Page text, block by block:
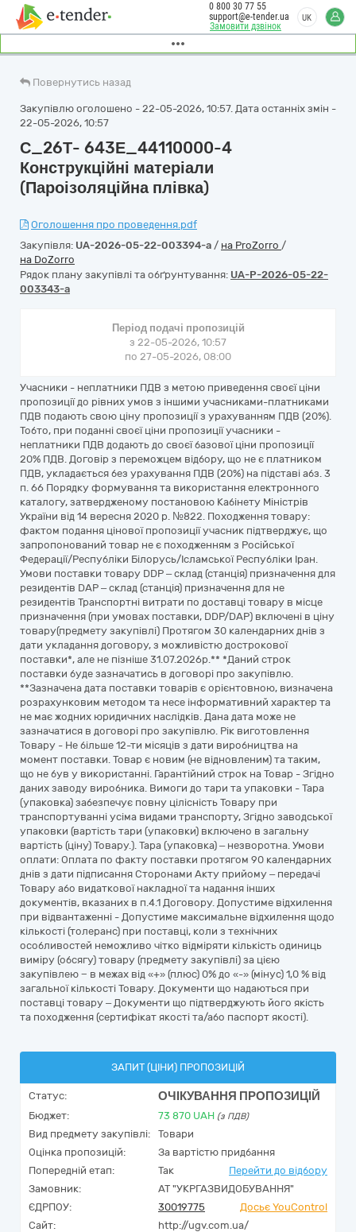
Замовити дзвінок
0 800 30 77 55
support@e-tender.ua
UK
Повернутись назад
Закупівлю оголошено - 22-05-2026, 10:57. Дата останніх змін -
22-05-2026, 10:57
С_26Т- 643Е_44110000-4
Конструкційні матеріали
(Пароізоляційна плівка)
Оголошення про проведення.pdf
Закупівля: UA-2026-05-22-003394-a / на ProZorro /
на DoZorro
Рядок плану закупівлі та обґрунтування: UA-P-2026-05-22-
003343-a
Період подачі пропозицій
з 22-05-2026, 10:57
по 27-05-2026, 08:00
Учасники - неплатники ПДВ з метою приведення своєї ціни
пропозиції до рівних умов з іншими учасниками-платниками
ПДВ подають свою ціну пропозиції з урахуванням ПДВ (20%).
Тобто, при поданні своєї ціни пропозиції учасники -
неплатники ПДВ додають до своєї базової ціни пропозиції
20% ПДВ. Договір з переможцем відбору, що не є платником
ПДВ, укладається без урахування ПДВ (20%) на підставі абз. 3
п. 66 Порядку формування та використання електронного
каталогу, затвердженому постановою Кабінету Міністрів
України від 14 вересня 2020 р. №822. Походження товару:
фактом подання цінової пропозиції учасник підтверджує, що
запропонований товар не є походженням з Російської
Федерації/Республіки Білорусь/Ісламської Республіки Іран.
Умови поставки товару DDP – склад (станція) призначення для
резидентів DAP – склад (станція) призначення для не
резидентів Транспортні витрати по доставці товару в місце
призначення (при умовах поставки, DDP/DAP) включені в ціну
товару(предмету закупівлі) Протягом 30 календарних днів з
дати укладання договору, з можливістю дострокової
поставки*, але не пізніше 31.07.2026р.** *Даний строк
поставки буде зазначатись в договорі про закупівлю.
**Зазначена дата поставки товарів є орієнтовною, визначена
розрахунковим методом та несе інформативний характер та
не має жодних юридичних наслідків. Дана дата може не
зазначатися в договорі про закупівлю. Рік виготовлення
Товару - Не більше 12-ти місяців з дати виробництва на
момент поставки. Товар є новим (не відновленим) та таким,
що не був у використанні. Гарантійний строк на Товар - Згідно
даних заводу виробника. Вимоги до тари та упаковки - Тара
(упаковка) забезпечує повну цілісність Товару при
транспортуванні усіма видами транспорту, Згідно заводської
упаковки (вартість тари (упаковки) включено в загальну
вартість (ціну) Товару.). Тара (упаковка) – незворотна. Умови
оплати: Оплата по факту поставки протягом 90 календарних
днів з дати підписання Сторонами Акту прийому – передачі
Товару або видаткової накладної та надання інших
документів, вказаних в п.4.1 Договору. Допустиме відхилення
при відвантаженні - Допустиме максимальне відхилення щодо
кількості (толеранс) при поставці, коли з технічних
особливостей неможливо чітко відміряти кількість одиниць
виміру (обсягу) товару (предмету закупівлі) за цією
закупівлею − в межах від «+» (плюс) 0% до «-» (мінус) 1,0 % від
загальної кількості Товару. Документи що надаються при
поставці товару – Документи що підтверджують його якість
та походження (сертифікат якості та/або паспорт якості).
ЗАПИТ (ЦІНИ) ПРОПОЗИЦІЙ
Статус: ОЧІКУВАННЯ ПРОПОЗИЦІЙ
Бюджет: 73 870 UAH (з ПДВ)
Вид предмету закупівлі:
Товари
Оцінка пропозицій:
За вартістю придбання
Попередній етап:
Так
Перейти до відбору
Замовник:
АТ "УКРГАЗВИДОБУВАННЯ"
ЄДРПОУ:
30019775
Досьє YouControl
Сайт:
http://ugv.com.ua/